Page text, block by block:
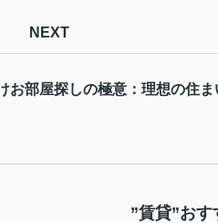
NEXT
お部屋探しの極意：理想の住ま
”賃貸”お